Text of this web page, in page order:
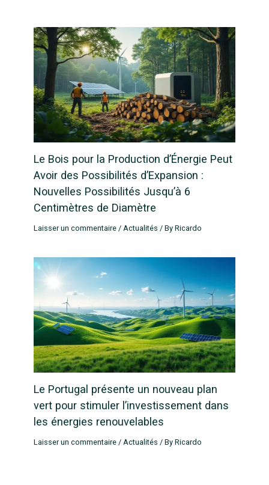
Le Bois pour la Production d’Énergie Peut
Avoir des Possibilités d’Expansion :
Nouvelles Possibilités Jusqu’à 6
Centimètres de Diamètre
Laisser un commentaire /Actualités / ByRicardo
Le Portugal présente un nouveau plan
vert pour stimuler l’investissement dans
les énergies renouvelables
Laisser un commentaire /Actualités / ByRicardo